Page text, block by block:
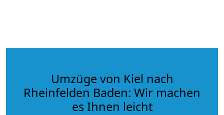
Umzüge von Kiel nach
Rheinfelden Baden: Wir machen
es Ihnen leicht